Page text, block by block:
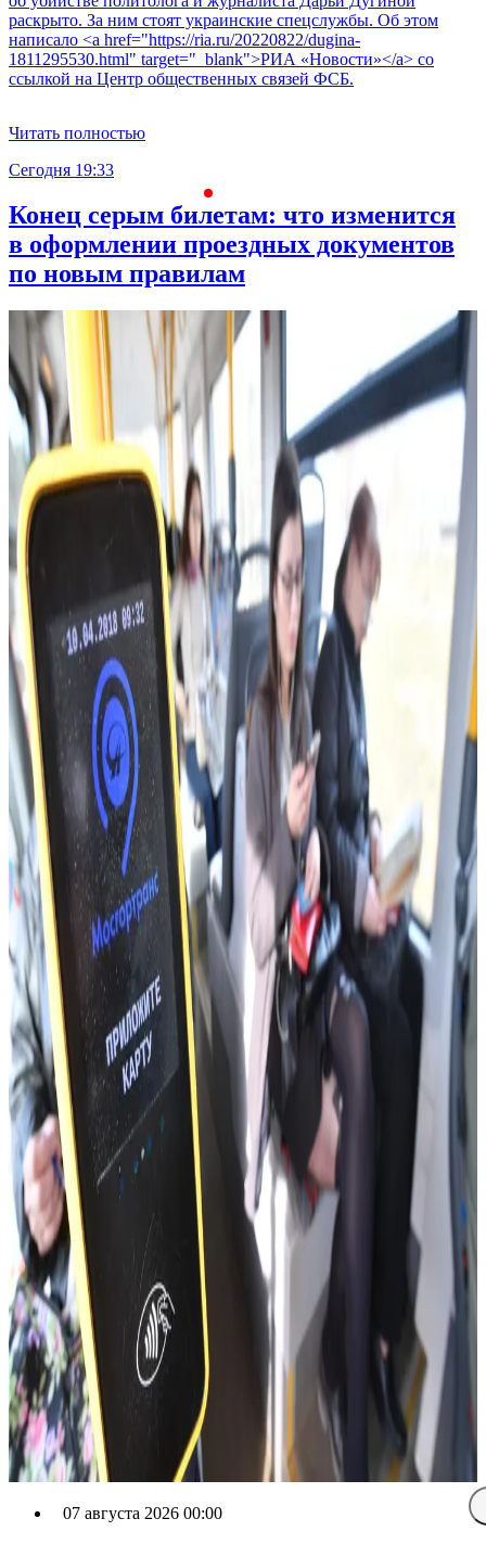
раскрыто. За ним стоят украинские спецслужбы. Об этом
написало <a href="https://ria.ru/20220822/dugina-
1811295530.html" target="_blank">РИА «Новости»</a> со
ссылкой на Центр общественных связей ФСБ.
Читать полностью
Сегодня 19:33
Конец серым билетам: что изменится
в оформлении проездных документов
по новым правилам
07 августа 2026 00:00